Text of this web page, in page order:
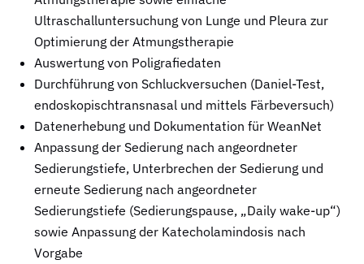
Ultraschalluntersuchung von Lunge und Pleura zur
Optimierung der Atmungstherapie
Auswertung von Poligrafiedaten
Durchführung von Schluckversuchen (Daniel-Test,
endoskopischtransnasal und mittels Färbeversuch)
Datenerhebung und Dokumentation für WeanNet
Anpassung der Sedierung nach angeordneter
Sedierungstiefe, Unterbrechen der Sedierung und
erneute Sedierung nach angeordneter
Sedierungstiefe (Sedierungspause, „Daily wake-up“)
sowie Anpassung der Katecholamindosis nach
Vorgabe